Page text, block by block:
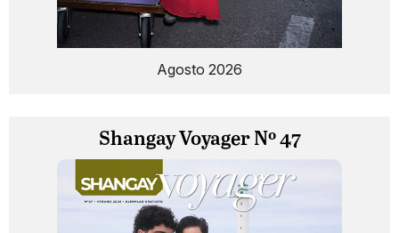
Agosto 2026
Shangay Voyager Nº 47